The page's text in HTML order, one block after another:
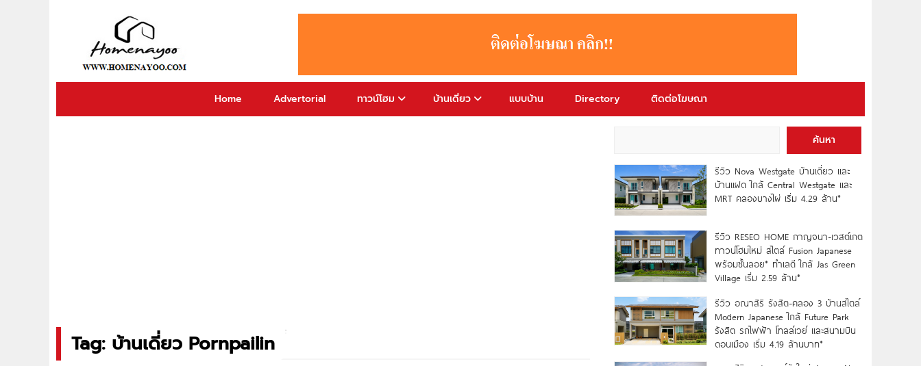
Home Advertorial ทาวน์โฮม บ้านเดี่ยว แบบบ้าน Directory ติดต่อโฆษณา
Tag: บ้านเดี่ยว Pornpailin
ค้นหา
รีวิว Nova Westgate บ้านเดี่ยว และ
บ้านแฝด ใกล้ Central Westgate และ
MRT คลองบางไผ่ เริ่ม 4.29 ล้าน*
รีวิว RESEO HOME กาญจนา-เวสต์เกต
ทาวน์โฮมใหม่ สไตล์ Fusion Japanese
พร้อมชั้นลอย* ทำเลดี ใกล้ Jas Green
Village เริ่ม 2.59 ล้าน*
รีวิว อณาสิริ รังสิต-คลอง 3 บ้านสไตล์
Modern Japanese ใกล้ Future Park
รังสิต รถไฟฟ้า โทลล์เวย์ และสนามบิน
ดอนเมือง เริ่ม 4.19 ล้านบาท*